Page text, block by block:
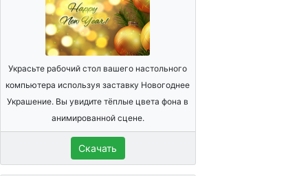
Украсьте рабочий стол вашего настольного
компьютера используя заставку Новогоднее
Украшение. Вы увидите тёплые цвета фона в
анимированной сцене.
Скачать